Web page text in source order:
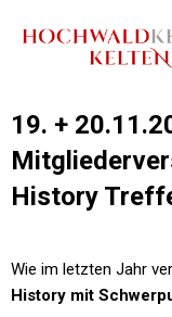
19. +
History
Wie im letzten Jahr
History mit